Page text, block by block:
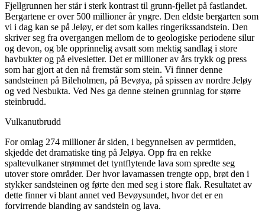
Fjellgrunnen her står i sterk kontrast til grunn-fjellet på fastlandet.
Bergartene er over 500 millioner år yngre. Den eldste bergarten som
vi i dag kan se på Jeløy, er det som kalles ringerikssandstein. Den
skriver seg fra overgangen mellom de to geologiske periodene silur
og devon, og ble opprinnelig avsatt som mektig sandlag i store
havbukter og på elvesletter. Det er millioner av års trykk og press
som har gjort at den nå fremstår som stein. Vi finner denne
sandsteinen på Bileholmen, på Bevøya, på spissen av nordre Jeløy
og ved Nesbukta. Ved Nes ga denne steinen grunnlag for større
steinbrudd.
Vulkanutbrudd
For omlag 274 millioner år siden, i begynnelsen av permtiden,
skjedde det dramatiske ting på Jeløya. Opp fra en rekke
spaltevulkaner strømmet det tyntflytende lava som spredte seg
utover store områder. Der hvor lavamassen trengte opp, brøt den i
stykker sandsteinen og førte den med seg i store flak. Resultatet av
dette finner vi blant annet ved Bevøysundet, hvor det er en
forvirrende blanding av sandstein og lava.